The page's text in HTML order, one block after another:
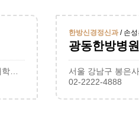
한방신경정신과/ 손성
광동한방병원
서울 강남구 봉은
02-2222-4888